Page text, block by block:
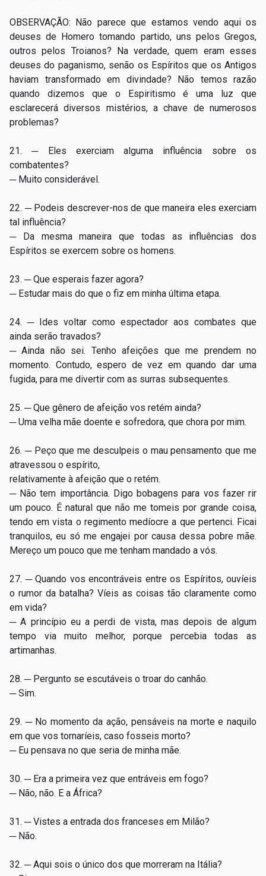
OBSERVAÇÃO: Não parece que estamos vendo aqui os
deuses de Homero tomando partido, uns pelos Gregos,
outros pelos Troianos? Na verdade, quem eram esses
deuses do paganismo, senão os Espíritos que os Antigos
haviam transformado em divindade? Não temos razão
quando dizemos que o Espiritismo é uma luz que
esclarecerá diversos mistérios, a chave de numerosos
problemas?
21. ─ Eles exerciam alguma influência sobre os
combatentes?
─ Muito considerável.
22. ─ Podeis descrever-nos de que maneira eles exerciam
tal influência?
─ Da mesma maneira que todas as influências dos
Espíritos se exercem sobre os homens.
23. ─ Que esperais fazer agora?
─ Estudar mais do que o fiz em minha última etapa.
24. ─ Ides voltar como espectador aos combates que
ainda serão travados?
─ Ainda não sei. Tenho afeições que me prendem no
momento. Contudo, espero de vez em quando dar uma
fugida, para me divertir com as surras subsequentes.
25. ─ Que gênero de afeição vos retém ainda?
─ Uma velha mãe doente e sofredora, que chora por mim.
26. ─ Peço que me desculpeis o mau pensamento que me
atravessou o espírito,
relativamente à afeição que o retém.
─ Não tem importância. Digo bobagens para vos fazer rir
um pouco. É natural que não me tomeis por grande coisa,
tendo em vista o regimento medíocre a que pertenci. Ficai
tranquilos, eu só me engajei por causa dessa pobre mãe.
Mereço um pouco que me tenham mandado a vós.
27. ─ Quando vos encontráveis entre os Espíritos, ouvíeis
o rumor da batalha? Víeis as coisas tão claramente como
em vida?
─ A princípio eu a perdi de vista, mas depois de algum
tempo via muito melhor, porque percebia todas as
artimanhas.
28. ─ Pergunto se escutáveis o troar do canhão.
─ Sim.
29. ─ No momento da ação, pensáveis na morte e naquilo
em que vos tornaríeis, caso fosseis morto?
─ Eu pensava no que seria de minha mãe.
30. ─ Era a primeira vez que entráveis em fogo?
─ Não, não. E a África?
31. ─ Vistes a entrada dos franceses em Milão?
─ Não.
32. ─ Aqui sois o único dos que morreram na Itália?